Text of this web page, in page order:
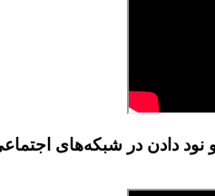
دادن در شبکه‌های